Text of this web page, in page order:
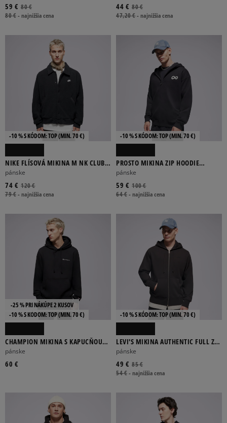
80 €
59 €
80 €-najnižšia cena
80 €
44 €
47,20 €-najnižšia cena
-10 % S KÓDOM: TOP (MIN. 70 €)
NIKE FLÍSOVÁ MIKINA M NK CLUB
SHERPA COACHES JKT
pánske
120 €
74 €
79 €-najnižšia cena
-10 % S KÓDOM: TOP (MIN. 70 €)
PROSTO MIKINA ZIP HOODIE
INFINITY BLACK
pánske
100 €
59 €
64 €-najnižšia cena
-10 % S KÓDOM: TOP (MIN. 70 €)
-25 % PRI NÁKÚPE 2 KUSOV
CHAMPION MIKINA S KAPUCŇOU
HOODED SWEATSHIRT
pánske
60 €
-10 % S KÓDOM: TOP (MIN. 70 €)
LEVI'S MIKINA AUTHENTIC FULL ZIP
BLACKS
pánske
85 €
49 €
54 €-najnižšia cena